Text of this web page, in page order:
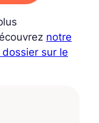
notre
sur le